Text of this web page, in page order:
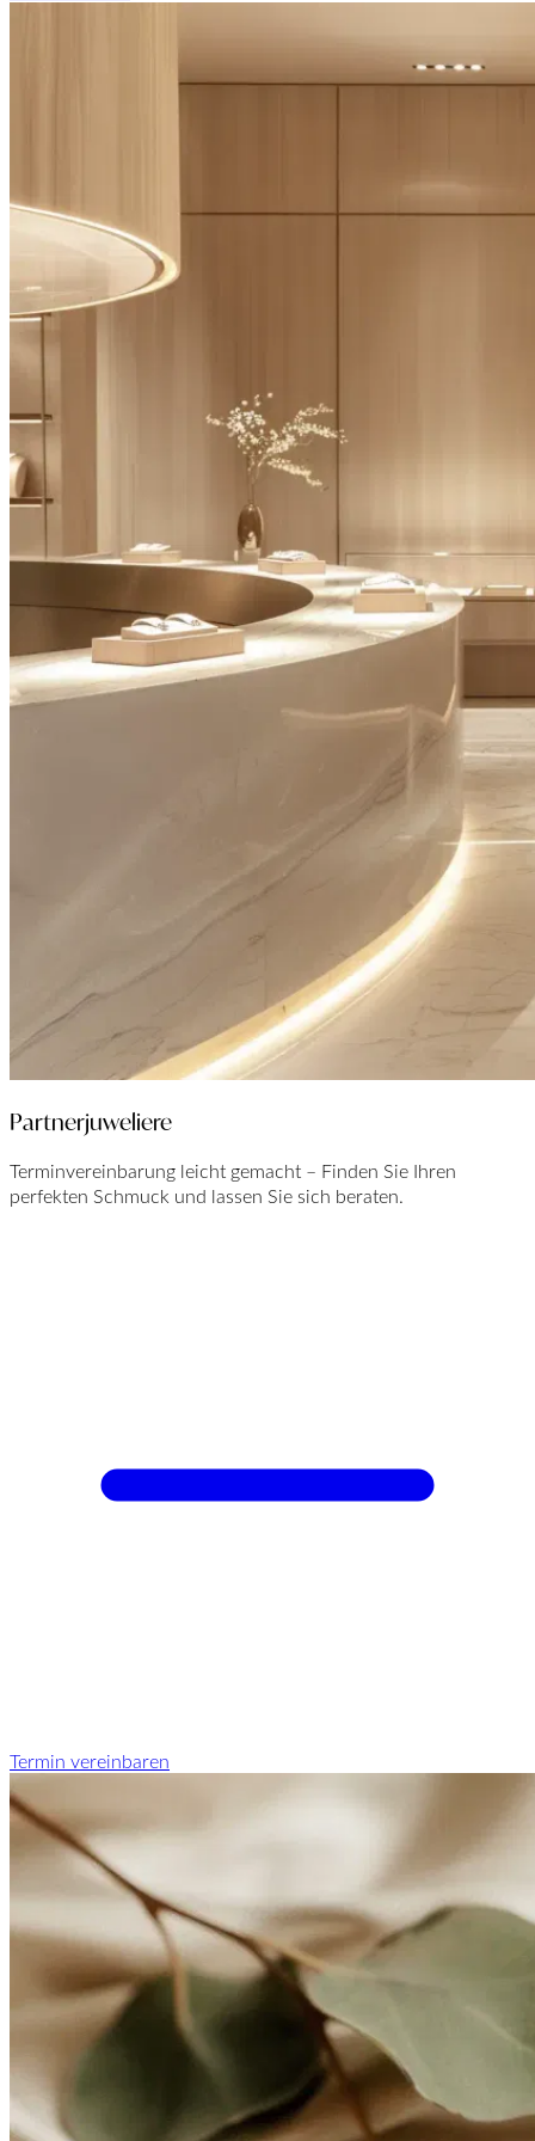
Partnerjuweliere
Terminvereinbarung leicht gemacht – Finden Sie Ihren
perfekten Schmuck und lassen Sie sich beraten.
Termin vereinbaren